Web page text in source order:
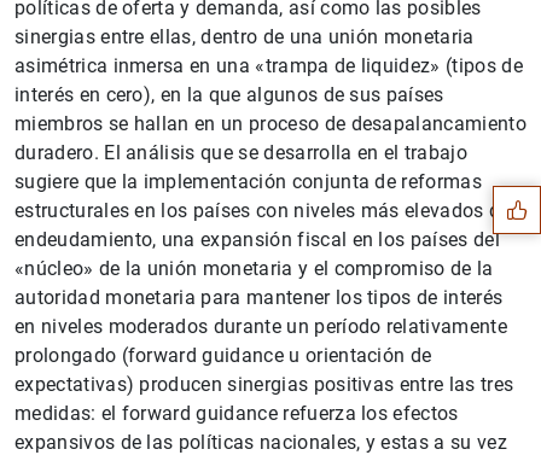
políticas de oferta y demanda, así como las posibles
sinergias entre ellas, dentro de una unión monetaria
asimétrica inmersa en una «trampa de liquidez» (tipos de
interés en cero), en la que algunos de sus países
miembros se hallan en un proceso de desapalancamiento
duradero. El análisis que se desarrolla en el trabajo
sugiere que la implementación conjunta de reformas
estructurales en los países con niveles más elevados de
endeudamiento, una expansión fiscal en los países del
«núcleo» de la unión monetaria y el compromiso de la
autoridad monetaria para mantener los tipos de interés
en niveles moderados durante un período relativamente
prolongado (forward guidance u orientación de
expectativas) producen sinergias positivas entre las tres
medidas: el forward guidance refuerza los efectos
expansivos de las políticas nacionales, y estas a su vez
Sugerencias